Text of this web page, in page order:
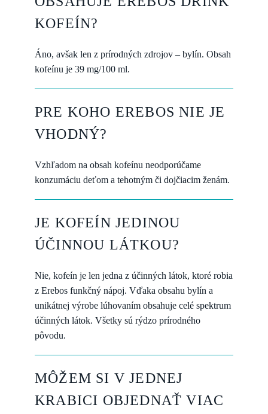
KOFEÍN?
Áno, avšak len z prírodných zdrojov – bylín. Obsah
kofeínu je 39 mg/100 ml.
PRE KOHO EREBOS NIE JE
VHODNÝ?
Vzhľadom na obsah kofeínu neodporúčame
konzumáciu deťom a tehotným či dojčiacim ženám.
JE KOFEÍN JEDINOU
ÚČINNOU LÁTKOU?
Nie, kofeín je len jedna z účinných látok, ktoré robia
z Erebos funkčný nápoj. Vďaka obsahu bylín a
unikátnej výrobe lúhovaním obsahuje celé spektrum
účinných látok. Všetky sú rýdzo prírodného
pôvodu.
MÔŽEM SI V JEDNEJ
KRABICI OBJEDNAŤ VIAC